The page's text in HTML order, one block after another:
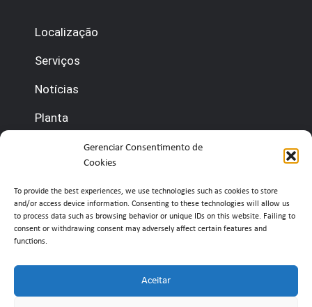
Gerenciar Consentimento de
Cookies
To provide the best experiences, we use technologies such as cookies to store
and/or access device information. Consenting to these technologies will allow us
to process data such as browsing behavior or unique IDs on this website. Failing to
consent or withdrawing consent may adversely affect certain features and
functions.
Aceitar
Localização
Serviços
Notícias
Planta
Contate-nos
(+351) 210 920 600 (gestão)
(+351) 210 920 660 (portaria)
info@belavistaretailpark.pt
Estr. de Paço de Arcos 39, 2735-308 Agualva-